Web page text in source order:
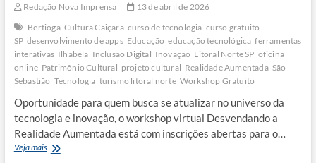
Redação Nova Imprensa
13 de abril de 2026
Bertioga Cultura Caiçara curso de tecnologia curso gratuito
SP desenvolvimento de apps Educação educação tecnológica ferramentas
interativas Ilhabela Inclusão Digital Inovação Litoral Norte SP oficina
online Patrimônio Cultural projeto cultural Realidade Aumentada São
Sebastião Tecnologia turismo litoral norte Workshop Gratuito
Oportunidade para quem busca se atualizar no universo da
tecnologia e inovação, o workshop virtual Desvendando a
Realidade Aumentada está com inscrições abertas para o…
Veja maisLitoral